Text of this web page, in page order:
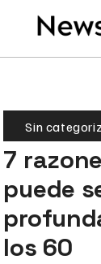
Sin
7
puede
los 60